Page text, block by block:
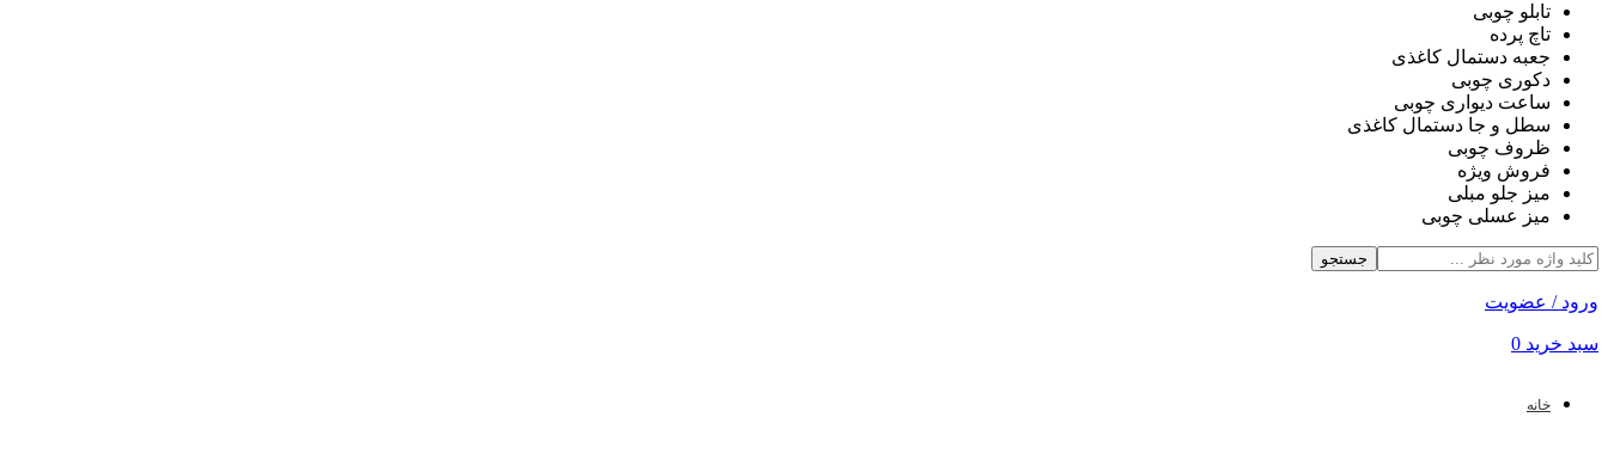
تابلو چوبی
تاچ پرده
جعبه دستمال کاغذی
دکوری چوبی
ساعت دیواری چوبی
سطل و جا دستمال کاغذی
ظروف چوبی
فروش ویژه
میز جلو مبلی
میز عسلی چوبی
جستجو
ورود / عضویت
سبد خرید 0
خانه